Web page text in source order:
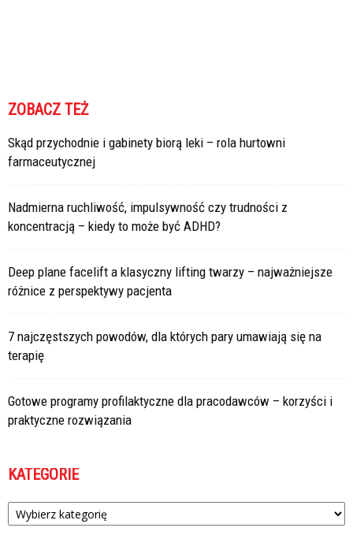
ZOBACZ TEŻ
Skąd przychodnie i gabinety biorą leki – rola hurtowni
farmaceutycznej
Nadmierna ruchliwość, impulsywność czy trudności z
koncentracją – kiedy to może być ADHD?
Deep plane facelift a klasyczny lifting twarzy – najważniejsze
różnice z perspektywy pacjenta
7 najczęstszych powodów, dla których pary umawiają się na
terapię
Gotowe programy profilaktyczne dla pracodawców – korzyści i
praktyczne rozwiązania
KATEGORIE
Kategorie